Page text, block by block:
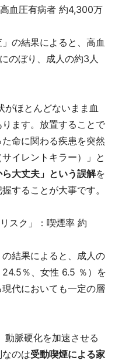
血圧有病者 約4,300万
の結果によると、高血
のぼり、成人の約3人
がほとんどないまま血
ます。放置することで
命に関わる疾患を突然
イレントキラー）」と
ら大丈夫」という誤解を
することが大事です。
スク」：喫煙率 約
結果によると、成人の
％、女性 6.5 ％）を
代においても一定の層
動脈硬化を加速させる
のは受動喫煙による家